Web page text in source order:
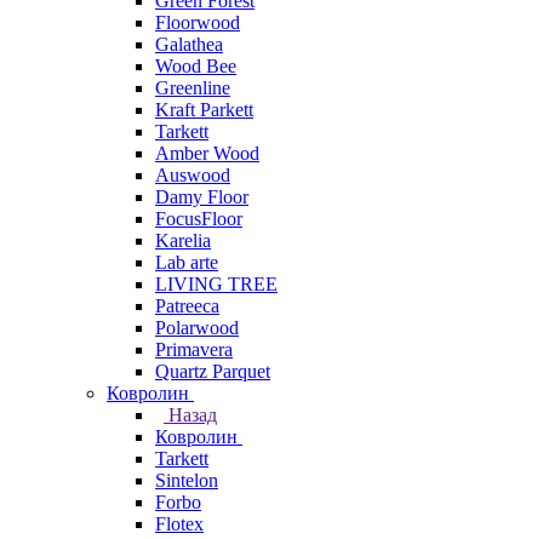
Floorwood
Galathea
Wood Bee
Greenline
Kraft Parkett
Tarkett
Amber Wood
Auswood
Damy Floor
FocusFloor
Karelia
Lab arte
LIVING TREE
Patreeca
Polarwood
Primavera
Quartz Parquet
Ковролин
Назад
Ковролин
Tarkett
Sintelon
Forbo
Flotex